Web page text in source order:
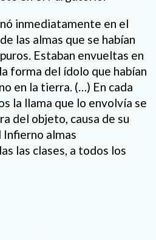
inmediatamente en el
las almas que se habían
Estaban envueltas en
forma del ídolo que habían
en la tierra. (…) En cada
la llama que lo envolvía se
del objeto, causa de su
Infierno almas
las clases, a todos los